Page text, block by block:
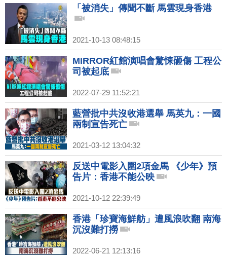
「被消失」傳聞不斷 馬雲現身香港
2021-10-13 08:48:15
MIRROR紅館演唱會驚悚砸傷 工程公
司被起底
2022-07-29 11:52:21
藍營批中共沒收港選舉 馬英九：一國
兩制宣告死亡
2021-03-12 13:04:32
反送中電影入圍2項金馬 《少年》預
告片：香港不能公映
2021-10-12 22:39:49
香港「珍寶海鮮舫」遭風浪吹翻 南海
沉沒難打撈
2022-06-21 12:13:16